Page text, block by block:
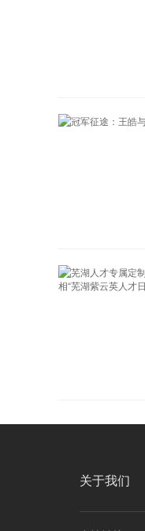
关于我们